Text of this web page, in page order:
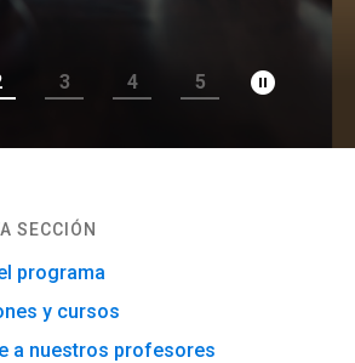
3 4 5 pause_circle_filled
SECCIÓN
programa
y cursos
a nuestros profesores